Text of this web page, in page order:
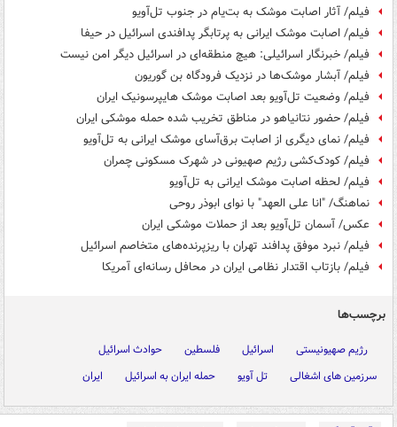
فیلم/ آثار اصابت موشک به بت‌یام در جنوب تل‌آویو
فیلم/ اصابت موشک ایرانی به پرتابگر پدافندی اسرائیل در حیفا
فیلم/ خبرنگار اسرائیلی: هیچ منطقه‌ای در اسرائیل دیگر امن نیست
فیلم/ آبشار موشک‌ها در نزدیک فرودگاه بن گوریون
فیلم/ وضعیت تل‌آویو بعد اصابت موشک هایپرسونیک ایران
فیلم/ حضور نتانیاهو در مناطق تخریب شده حمله موشکی ایران
فیلم/ نمای دیگری از اصابت برق‌آسای موشک ایرانی به تل‌آویو
فیلم/ کودک‌کشی رژیم صهیونی در شهرک مسکونی چمران
فیلم/ لحظه اصابت موشک ایرانی به تل‌آویو
نماهنگ/ "انا علی العهد" با نوای ابوذر روحی
عکس/ آسمان تل‌آویو بعد از حملات موشکی ایران
فیلم/ نبرد موفق پدافند تهران با ریزپرنده‌های متخاصم اسرائیل
فیلم/ بازتاب اقتدار نظامی ایران در محافل رسانه‌ای آمریکا
برچسب‌ها
رژیم صهیونیستی اسرائیل فلسطین
حوادث اسرائیل
سرزمین های اشغالی
تل آویو حمله ایران به اسرائیل ایران